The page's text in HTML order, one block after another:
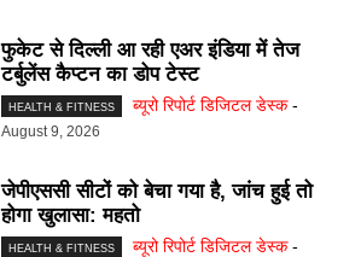
फुकेट से दिल्ली आ रही एअर इंडिया में तेज
टर्बुलेंस कैप्टन का डोप टेस्ट
HEALTH & FITNESS ब्यूरो रिपोर्ट डिजिटल डेस्क -
August 9, 2026
जेपीएससी सीटों को बेचा गया है, जांच हुई तो
होगा खुलासा: महतो
HEALTH & FITNESS ब्यूरो रिपोर्ट डिजिटल डेस्क -